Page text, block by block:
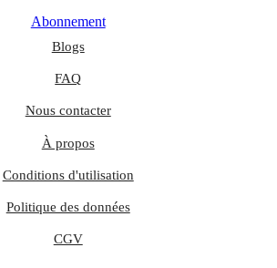
Abonnement
Blogs
FAQ
Nous contacter
À propos
Conditions d'utilisation
Politique des données
CGV